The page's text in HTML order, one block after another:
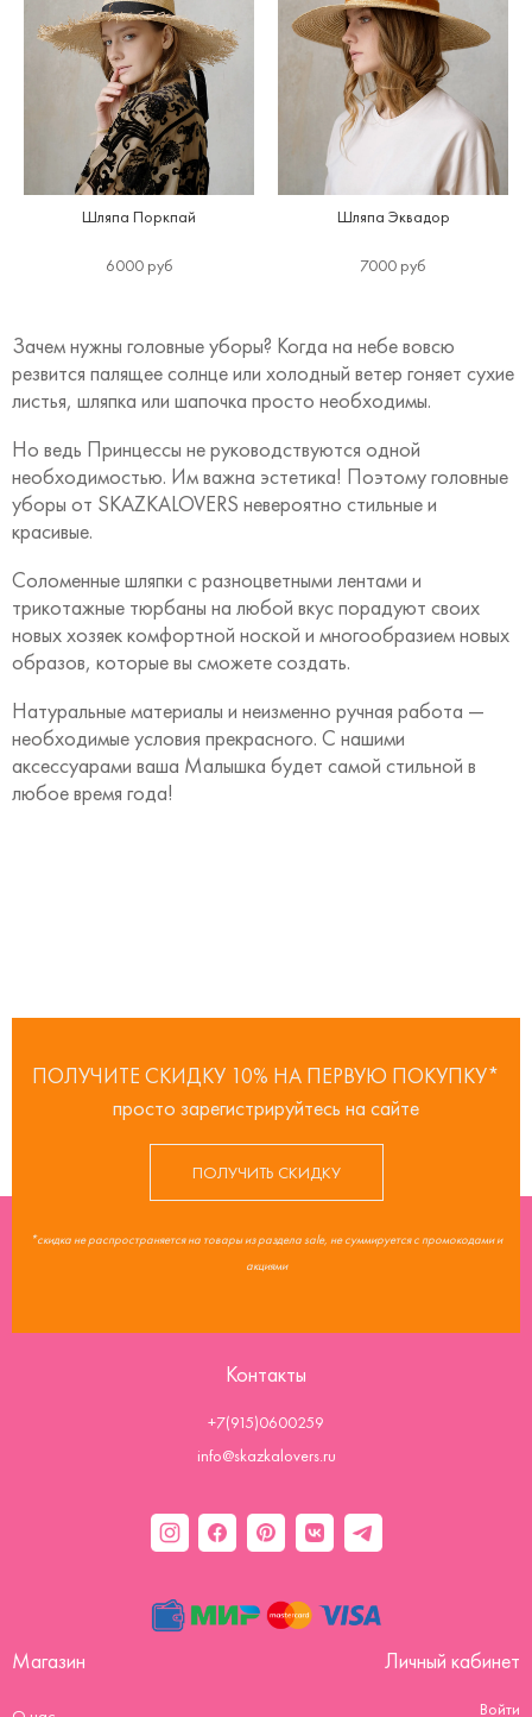
Шляпа Поркпай
6000 руб
Шляпа Эквадор
7000 руб
Зачем нужны головные уборы? Когда на небе вовсю
резвится палящее солнце или холодный ветер гоняет сухие
листья, шляпка или шапочка просто необходимы.
Но ведь Принцессы не руководствуются одной
необходимостью. Им важна эстетика! Поэтому головные
уборы от SKAZKALOVERS невероятно стильные и
красивые.
Соломенные шляпки с разноцветными лентами и
трикотажные тюрбаны на любой вкус порадуют своих
новых хозяек комфортной ноской и многообразием новых
образов, которые вы сможете создать.
Натуральные материалы и неизменно ручная работа —
необходимые условия прекрасного. С нашими
аксессуарами ваша Малышка будет самой стильной в
любое время года!
ПОЛУЧИТЕ СКИДКУ 10% НА ПЕРВУЮ ПОКУПКУ*
просто зарегистрируйтесь на сайте
ПОЛУЧИТЬ СКИДКУ
*скидка не распространяется на товары из раздела sale, не суммируется с промокодами и
акциями
Контакты
+7(915)0600259
info@skazkalovers.ru
Магазин Личный кабинет
Войти